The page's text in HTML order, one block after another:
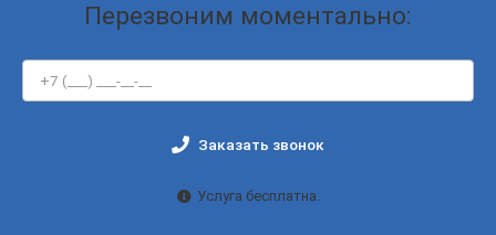
Перезвоним моментально:
Заказать звонок
Услуга бесплатна.